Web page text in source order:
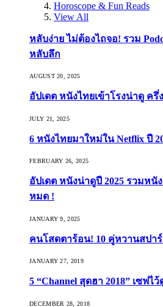
Horoscope & Fun Reads
View All
หลับง่าย ไม่ต้องไถจอ! รวม
หลับลึก
AUGUST 20, 2025
อัปเดต หนังไทยเข้าโรงน่าดู ครึ่
JULY 21, 2025
6 หนังไทยมาใหม่ใน Netflix ปี
FEBRUARY 26, 2025
อัปเดต หนังน่าดูปี 2025 รวมห
หมด !
JANUARY 9, 2025
คนโสดตาร้อน! 10 คู่หวานสปา
JANUARY 27, 2019
5 “Channel สุดฮา 2018” เซฟไ
DECEMBER 28, 2018